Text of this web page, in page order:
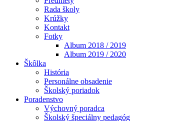
Rada školy
Krúžky
Kontakt
Fotky
Album 2018 / 2019
Album 2019 / 2020
Škôlka
História
Personálne obsadenie
Školský poriadok
Poradenstvo
Výchovný poradca
Školský špeciálny pedagóg